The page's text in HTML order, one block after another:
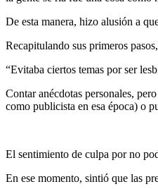
De esta manera, hizo alusión a
Recapitulando sus primeros
“Evitaba ciertos temas por ser
Contar anécdotas personales,
como publicista en esa época) o
El sentimiento de culpa por no
En ese momento, sintió que las